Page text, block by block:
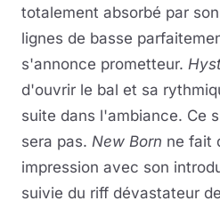
totalement absorbé par
lignes de basse
s'annonce prometteur.
d'ouvrir le bal et sa
suite dans l'ambiance. Ce
sera pas. New Born ne fait
impression avec son
suivie du riff dévastateur